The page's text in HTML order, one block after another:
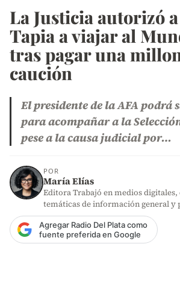
La Justicia autorizó
Tapia a viajar al
tras pagar una
caución
El presidente de la AFA podrá
para acompañar a la
pese a la causa judicial por…
POR
María Elías
Editora Trabajó en medios
temáticas de información general y
últimos años,…
Agregar Radio Del Plata como
fuente preferida en Google